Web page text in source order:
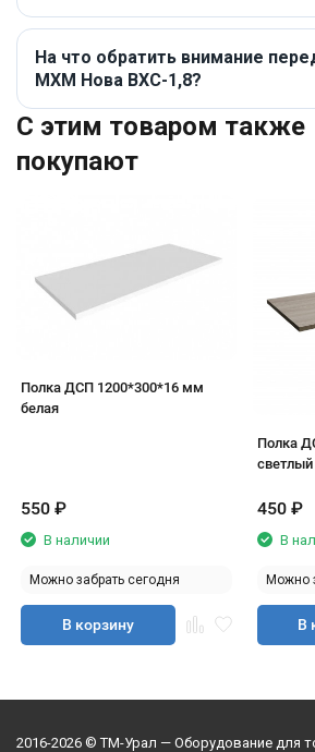
На что обратить внимание
МХМ Нова ВХС-1,8?
C этим товаром также
покупают
Полка ДСП 1200*300*16 мм
белая
550 ₽
В наличии
Можно забрать сегодня
В корзину
Полка
450 ₽
В
Можно
В
2016-2026 © ТМ-Урал — Оборудование для